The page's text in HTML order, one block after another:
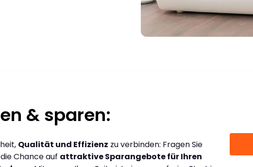
& sparen:
Qualität und Effizienz zu verbinden: Fragen Sie
Chance auf attraktive Sparangebote für Ihren